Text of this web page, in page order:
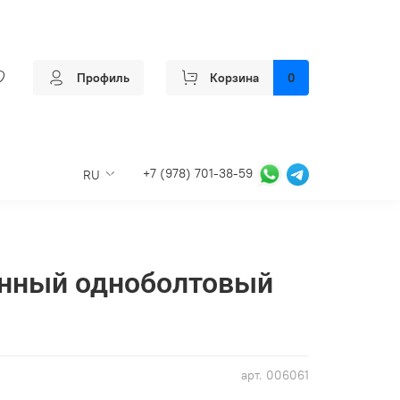
Профиль Корзина 0
RU +7 (978) 701-38-59
арт. 006061
одноболтовый